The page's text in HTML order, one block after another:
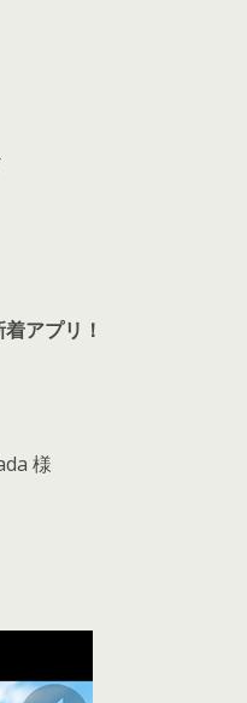
アプリ！
様